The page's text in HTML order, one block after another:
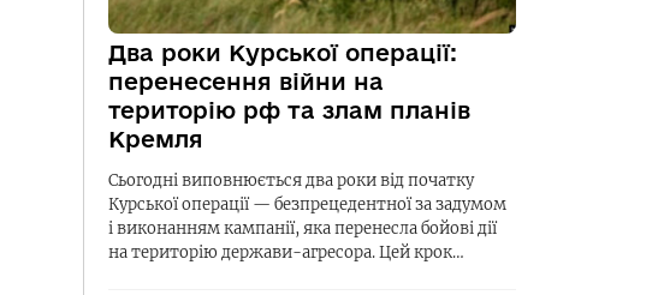
Два роки Курської операції:
перенесення війни на
територію рф та злам планів
Кремля
Сьогодні виповнюється два роки від початку
Курської операції — безпрецедентної за задумом
і виконанням кампанії, яка перенесла бойові дії
на територію держави-агресора. Цей крок…